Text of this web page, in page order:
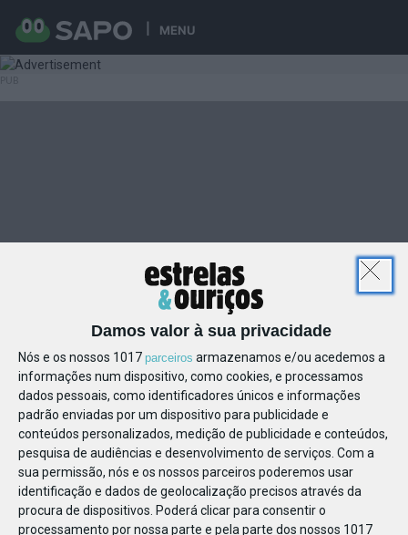
Damos valor à sua privacidade
Nós e os nossos 1017 parceiros armazenamos e/ou acedemos a
informações num dispositivo, como cookies, e processamos
dados pessoais, como identificadores únicos e informações
padrão enviadas por um dispositivo para publicidade e
conteúdos personalizados, medição de publicidade e conteúdos,
pesquisa de audiências e desenvolvimento de serviços. Com a
sua permissão, nós e os nossos parceiros poderemos usar
identificação e dados de geolocalização precisos através da
procura de dispositivos. Poderá clicar para consentir o
processamento por nossa parte e pela parte dos nossos 1017
MENU